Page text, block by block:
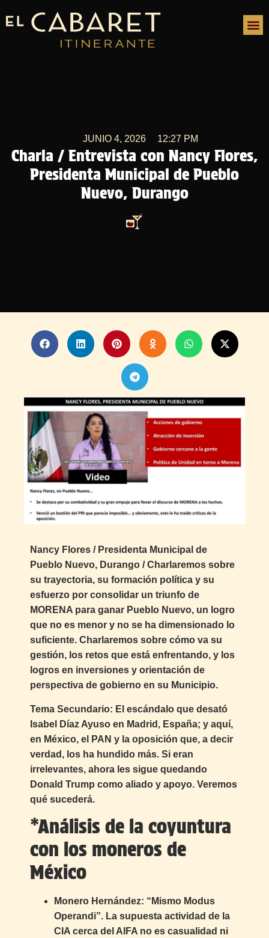
Charla / Entrevista con Nancy Flores,
Presidenta Municipal de Pueblo
Nuevo, Durango
JUNIO 4, 2026 12:27 PM
Nancy Flores / Presidenta Municipal de
Pueblo Nuevo, Durango / Charlaremos sobre
su trayectoria, su formación política y su
esfuerzo por consolidar un triunfo de
MORENA para ganar Pueblo Nuevo, un logro
que no es menor y no se ha dimensionado lo
suficiente. Charlaremos sobre cómo va su
gestión, los retos que está enfrentando, y los
logros en inversiones y orientación de
perspectiva de gobierno en su Municipio.
Tema Secundario: El escándalo que desató
Isabel Díaz Ayuso en Madrid, España; y aquí,
en México, el PAN y la oposición que, a decir
verdad, los ha hundido más. Si eran
irrelevantes, ahora les sigue quedando
Donald Trump como aliado y apoyo. Veremos
qué sucederá.
*Análisis de la coyuntura
con los moneros de
México
Monero Hernández: “Mismo Modus
Operandi”. La supuesta actividad de la
CIA cerca del AIFA no es casualidad ni